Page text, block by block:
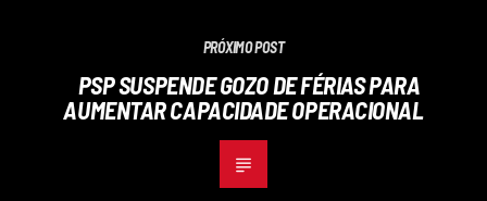
PRÓXIMO POST
PSP SUSPENDE GOZO DE FÉRIAS PARA
AUMENTAR CAPACIDADE OPERACIONAL